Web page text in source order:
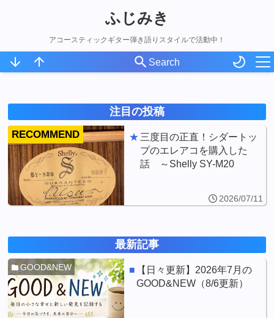
ふじみき
アコースティックギター弾き語りスタイルで活動中！
スケジュール
オリジナル曲
アコギ録
注目の投稿
三度目の正直！シダートッ
プのエレアコを購入した
話 ～Shelly SY-M20
2026/07/11
RECOMMEND
最新記事
【日々更新】2026年7月の
GOOD&NEW（8/6更新）
GOOD&NEW